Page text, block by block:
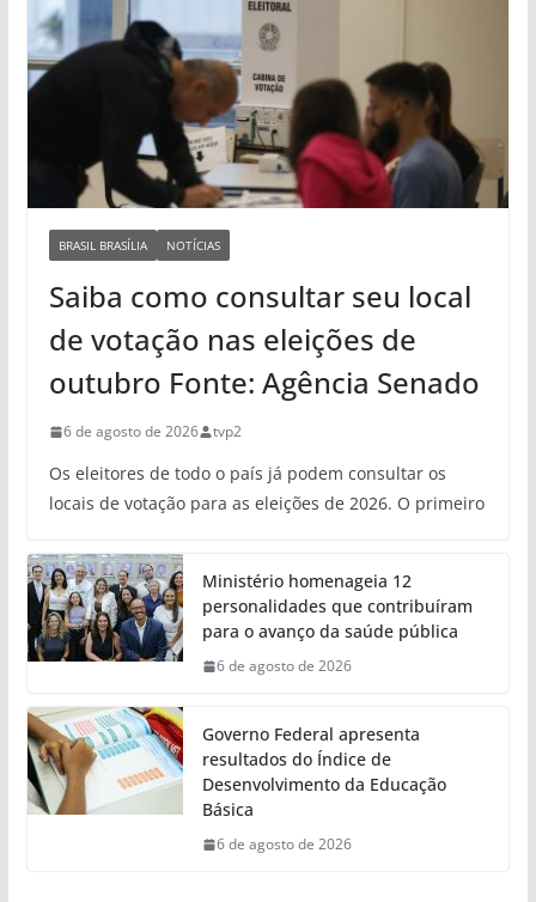
BRASIL BRASÍLIA NOTÍCIAS
Saiba como consultar seu local
de votação nas eleições de
outubro Fonte: Agência Senado
6 de agosto de 2026 tvp2
Os eleitores de todo o país já podem consultar os
locais de votação para as eleições de 2026. O primeiro
Ministério homenageia 12
personalidades que contribuíram
para o avanço da saúde pública
6 de agosto de 2026
Governo Federal apresenta
resultados do Índice de
Desenvolvimento da Educação
Básica
6 de agosto de 2026